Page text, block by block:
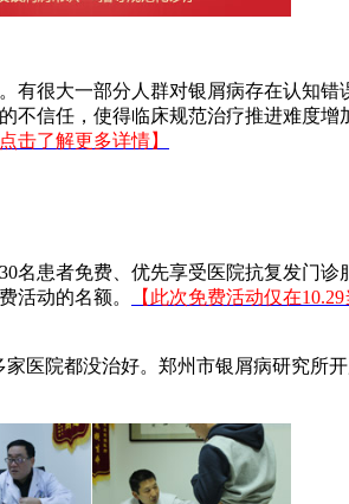
很大一部分人群对银屑病存在认知
信任，使得临床规范治疗推进难度
击了解更多详情】
患者免费、优先享受医院抗复发门
活动的名额。
【此次免费活动仅在
医院都没治好。郑州市银屑病研究所